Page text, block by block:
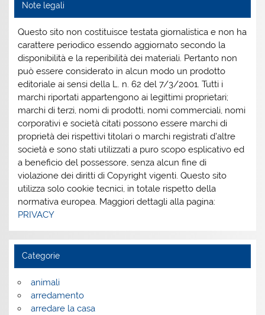
Note legali
Questo sito non costituisce testata giornalistica e non ha
carattere periodico essendo aggiornato secondo la
disponibilità e la reperibilità dei materiali. Pertanto non
può essere considerato in alcun modo un prodotto
editoriale ai sensi della L. n. 62 del 7/3/2001. Tutti i
marchi riportati appartengono ai legittimi proprietari;
marchi di terzi, nomi di prodotti, nomi commerciali, nomi
corporativi e società citati possono essere marchi di
proprietà dei rispettivi titolari o marchi registrati d’altre
società e sono stati utilizzati a puro scopo esplicativo ed
a beneficio del possessore, senza alcun fine di
violazione dei diritti di Copyright vigenti. Questo sito
utilizza solo cookie tecnici, in totale rispetto della
normativa europea. Maggiori dettagli alla pagina:
PRIVACY
Categorie
animali
arredamento
arredare la casa